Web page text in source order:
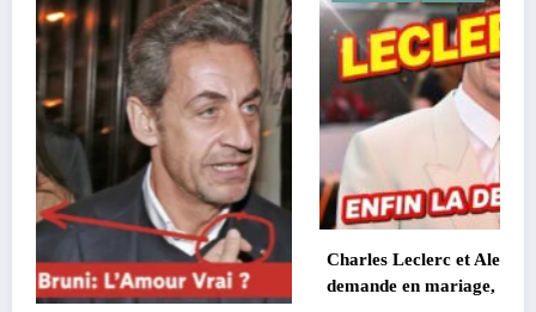
Charles Leclerc et Alexandra Saint Mleux : fiançailles,
demande en mariage, chien complice, F1